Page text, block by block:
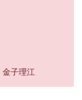
金子理江